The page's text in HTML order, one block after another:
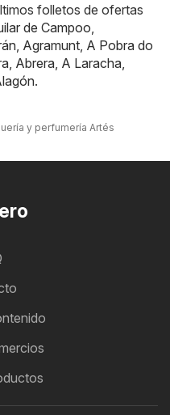
folletos de ofertas
de Campoo
Agramunt A Pobra do
Abrera A Laracha
.
y perfumería Artés